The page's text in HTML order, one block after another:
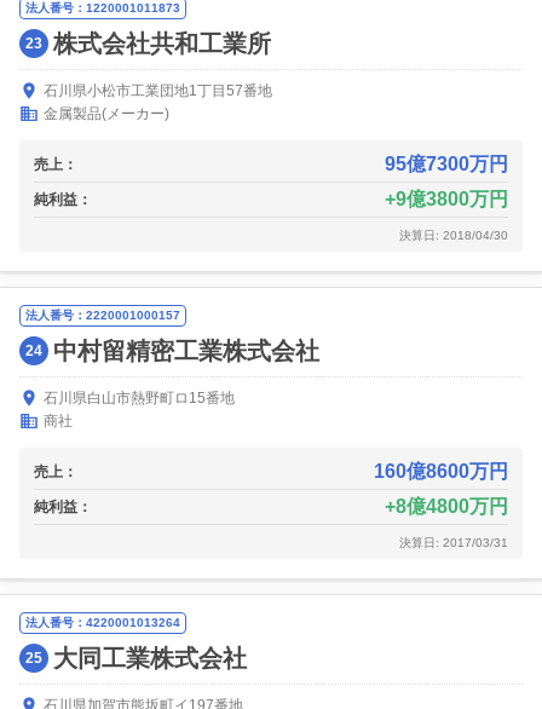
法人番号：1220001011873
23 株式会社共和工業所
石川県小松市工業団地1丁目57番地
金属製品(メーカー)
売上： 95億7300万円
純利益： 9億3800万円
決算日: 2018/04/30
法人番号：2220001000157
24 中村留精密工業株式会社
石川県白山市熱野町ロ15番地
商社
売上： 160億8600万円
純利益： 8億4800万円
決算日: 2017/03/31
法人番号：4220001013264
25 大同工業株式会社
石川県加賀市熊坂町イ197番地